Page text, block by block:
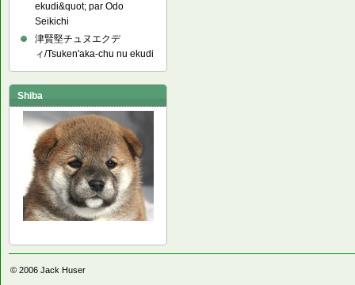
ekudi&quot; par Odo
Seikichi
津賢堅チュヌエクデ
ィ/Tsuken'aka-chu nu ekudi
Shiba
© 2006 Jack Huser